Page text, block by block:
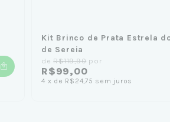
Kit Brinco de Prata Estrela
de Sereia
deR$119,90 por
R$99,00
4 x de R$24,75 sem juros